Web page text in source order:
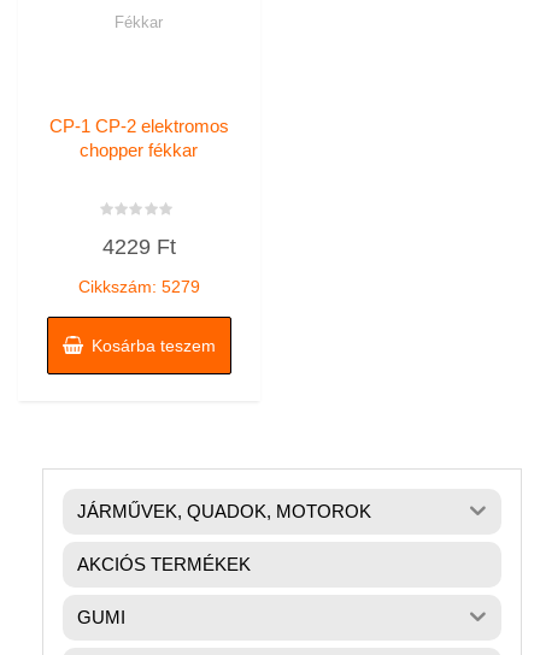
Fékkar
CP-1 CP-2 elektromos
chopper fékkar
0
4229 Ft
Cikkszám: 5279
Kosárba teszem
JÁRMŰVEK, QUADOK, MOTOROK
AKCIÓS TERMÉKEK
GUMI